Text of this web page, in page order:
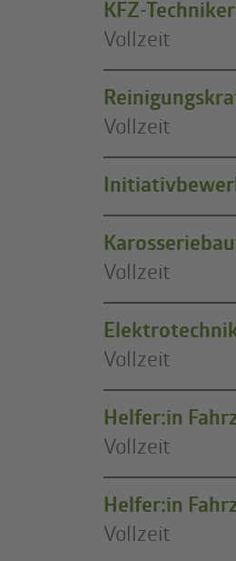
KFZ-
Vollzeit
Vollzeit
Vollzeit
Vollzeit
Helfer:in
Vollzeit
Helfer:in
Vollzeit